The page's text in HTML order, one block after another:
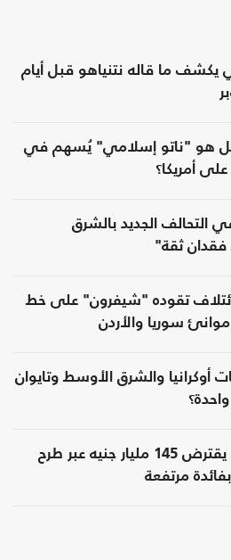
ما قاله نتنياهو قبل أيام
هو "ناتو إسلامي" يُسهم في
أمريكا؟
التحالف الجديد بالشرق
فقدان ثقة"
ائتلاف تقوده "شيفرون" على خط
سوريا والأردن
أوكرانيا والشرق الأوسط وتايوان
المركزي المصري يقترض 145 مليار جنيه عبر طرح
بفائدة مرتفعة